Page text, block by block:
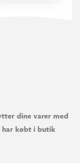
dine varer med
har købt i butik